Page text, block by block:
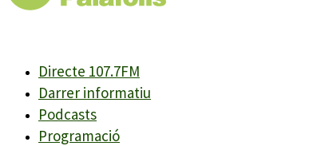
Directe 107.7FM
Darrer informatiu
Podcasts
Programació